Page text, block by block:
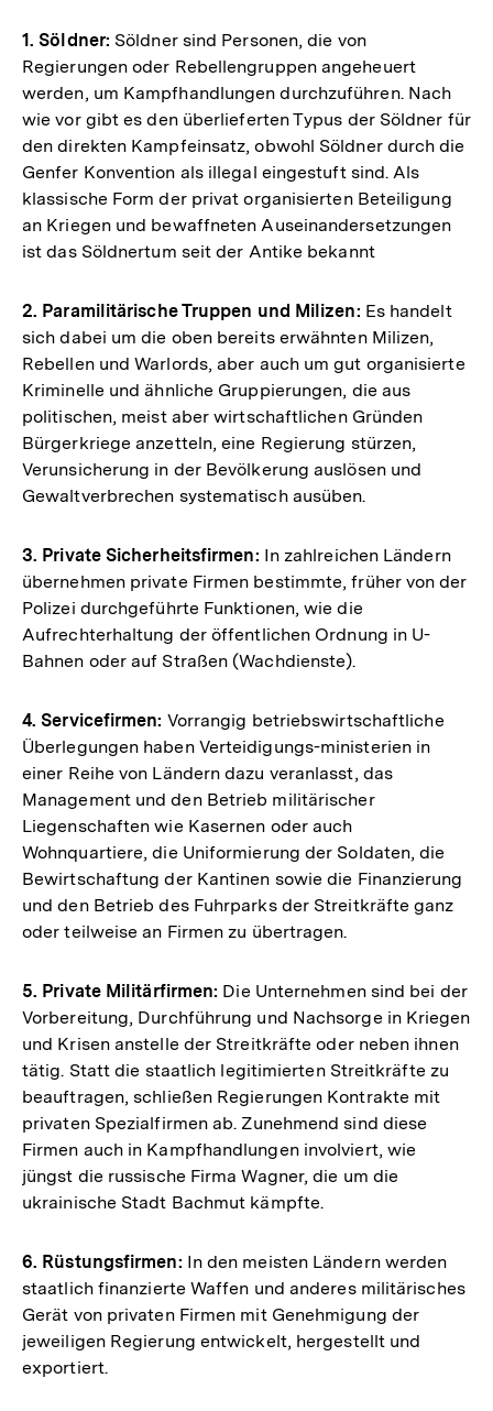
Fußnote
1. Söldner: Söldner sind Personen, die von
Regierungen oder Rebellengruppen angeheuert
werden, um Kampfhandlungen durchzuführen. Nach
wie vor gibt es den überlieferten Typus der Söldner für
den direkten Kampfeinsatz, obwohl Söldner durch die
Genfer Konvention als illegal eingestuft sind. Als
klassische Form der privat organisierten Beteiligung
an Kriegen und bewaffneten Auseinandersetzungen
ist das Söldnertum seit der Antike bekannt
2. Paramilitärische Truppen und Milizen: Es handelt
sich dabei um die oben bereits erwähnten Milizen,
Rebellen und Warlords, aber auch um gut organisierte
Kriminelle und ähnliche Gruppierungen, die aus
politischen, meist aber wirtschaftlichen Gründen
Bürgerkriege anzetteln, eine Regierung stürzen,
Verunsicherung in der Bevölkerung auslösen und
Gewaltverbrechen systematisch ausüben.
3. Private Sicherheitsfirmen: In zahlreichen Ländern
übernehmen private Firmen bestimmte, früher von der
Polizei durchgeführte Funktionen, wie die
Aufrechterhaltung der öffentlichen Ordnung in U-
Bahnen oder auf Straßen (Wachdienste).
4. Servicefirmen: Vorrangig betriebswirtschaftliche
Überlegungen haben Verteidigungs-ministerien in
einer Reihe von Ländern dazu veranlasst, das
Management und den Betrieb militärischer
Liegenschaften wie Kasernen oder auch
Wohnquartiere, die Uniformierung der Soldaten, die
Bewirtschaftung der Kantinen sowie die Finanzierung
und den Betrieb des Fuhrparks der Streitkräfte ganz
oder teilweise an Firmen zu übertragen.
5. Private Militärfirmen: Die Unternehmen sind bei der
Vorbereitung, Durchführung und Nachsorge in Kriegen
und Krisen anstelle der Streitkräfte oder neben ihnen
tätig. Statt die staatlich legitimierten Streitkräfte zu
beauftragen, schließen Regierungen Kontrakte mit
privaten Spezialfirmen ab. Zunehmend sind diese
Firmen auch in Kampfhandlungen involviert, wie
jüngst die russische Firma Wagner, die um die
ukrainische Stadt Bachmut kämpfte.
6. Rüstungsfirmen: In den meisten Ländern werden
staatlich finanzierte Waffen und anderes militärisches
Gerät von privaten Firmen mit Genehmigung der
jeweiligen Regierung entwickelt, hergestellt und
exportiert.